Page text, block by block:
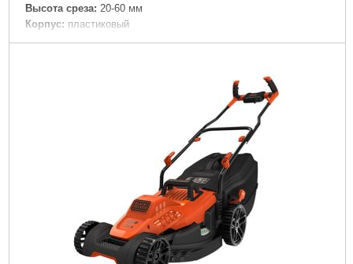
Высота среза: 20-60 мм
Корпус: пластиковый
Сборник: 35 л.